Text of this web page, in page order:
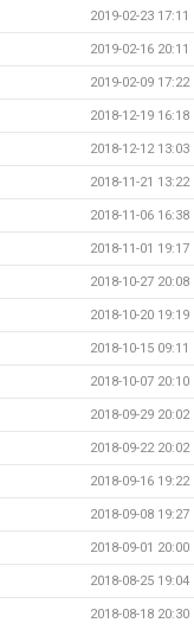
2019-02-23 17:11
2019-02-16 20:11
2019-02-09 17:22
2018-12-19 16:18
2018-12-12 13:03
2018-11-21 13:22
2018-11-06 16:38
2018-11-01 19:17
2018-10-27 20:08
2018-10-20 19:19
2018-10-15 09:11
2018-10-07 20:10
2018-09-29 20:02
2018-09-22 20:02
2018-09-16 19:22
2018-09-08 19:27
2018-09-01 20:00
2018-08-25 19:04
2018-08-18 20:30